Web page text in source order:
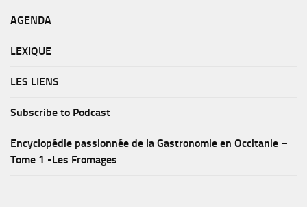
AGENDA
LEXIQUE
LES LIENS
Subscribe to Podcast
Encyclopédie passionnée de la Gastronomie en Occitanie –
Tome 1 -Les Fromages